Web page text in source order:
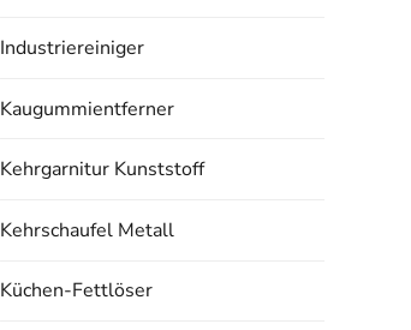
Industriereiniger
Kaugummientferner
Kehrgarnitur Kunststoff
Kehrschaufel Metall
Küchen-Fettlöser